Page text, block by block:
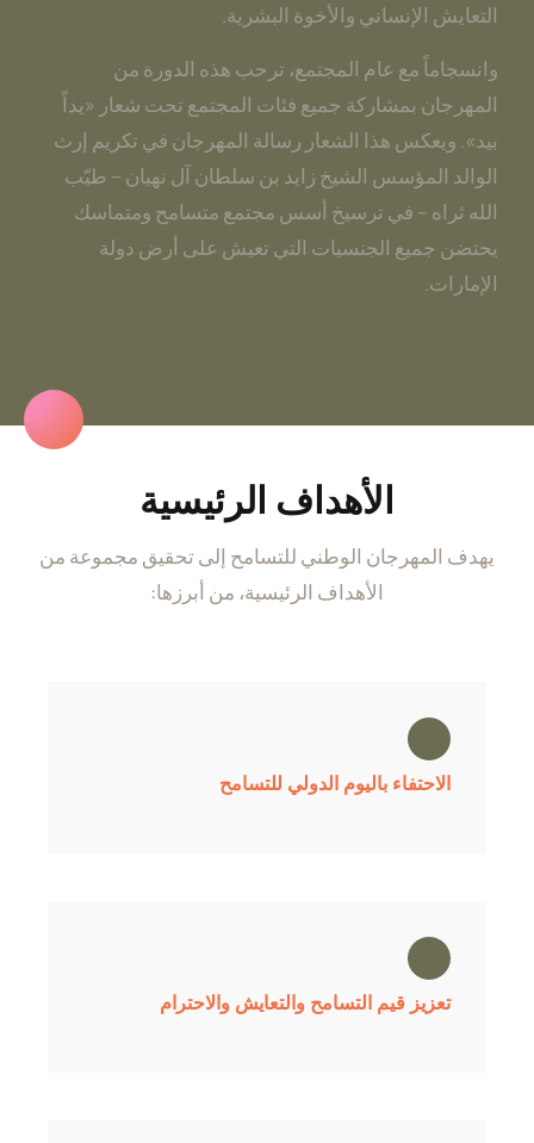
التعايش الإنساني والأخوة البشرية.
وانسجاماً مع عام المجتمع، ترحب هذه الدورة من
المهرجان بمشاركة جميع فئات المجتمع تحت شعار «يداً
بيد». ويعكس هذا الشعار رسالة المهرجان في تكريم إرث
الوالد المؤسس الشيخ زايد بن سلطان آل نهيان – طيّب
الله ثراه – في ترسيخ أسس مجتمع متسامح ومتماسك
يحتضن جميع الجنسيات التي تعيش على أرض دولة
الإمارات.
الأهداف الرئيسية
يهدف المهرجان الوطني للتسامح إلى تحقيق مجموعة من
الأهداف الرئيسية، من أبرزها:
الاحتفاء باليوم الدولي للتسامح
تعزيز قيم التسامح والتعايش والاحترام